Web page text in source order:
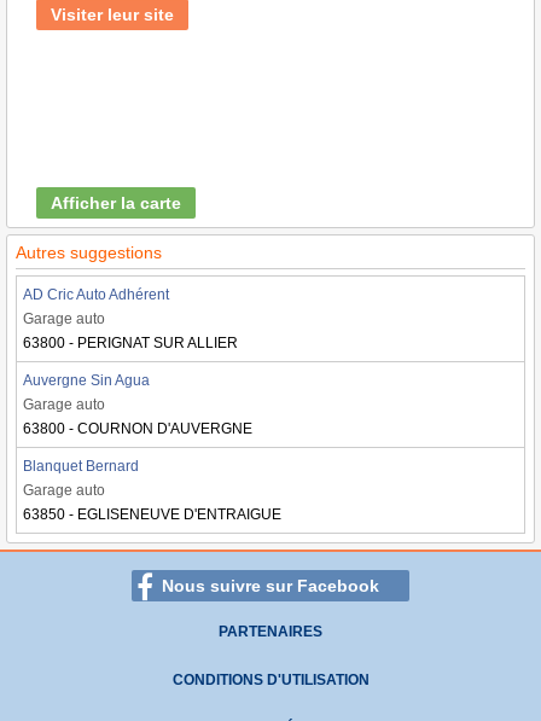
Visiter leur site
Afficher la carte
Autres suggestions
AD Cric Auto Adhérent
Garage auto
63800 - PERIGNAT SUR ALLIER
Auvergne Sin Agua
Garage auto
63800 - COURNON D'AUVERGNE
Blanquet Bernard
Garage auto
63850 - EGLISENEUVE D'ENTRAIGUE
Nous suivre sur Facebook
PARTENAIRES
CONDITIONS D'UTILISATION